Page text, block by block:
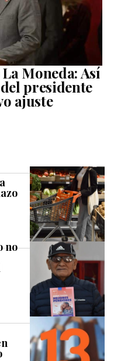
Moneda: Así
presidente
ajuste
no